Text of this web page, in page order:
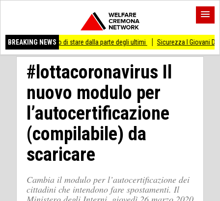
BREAKING NEWS
di stare dalla parte degli ultimi Sicurezza I Giovani Democratici
#lottacoronavirus Il
nuovo modulo per
l’autocertificazione
(compilabile) da
scaricare
Cambia il modulo per l’autocertificazione dei
cittadini che intendono fare spostamenti. Il